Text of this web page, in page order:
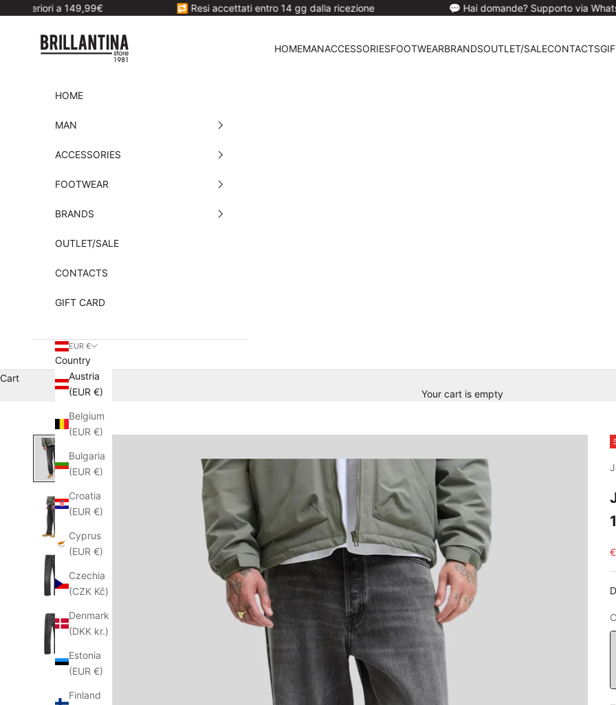
Skip to content
149,99€ 🔁 Resi accettati entro 14 gg dalla ricezione 💬 Hai domande? Supporto via Whatsapp/Email
Brillantina Store
HOMEMANACCESSORIESFOOTWEARBRANDSOUTLET/SALECONTACTS
HOME
MAN
ACCESSORIES
FOOTWEAR
BRANDS
OUTLET/SALE
CONTACTS
GIFT CARD
EUR €
Country
Austria
(EUR €)
Belgium
(EUR €)
Bulgaria
(EUR €)
Croatia
(EUR €)
Cyprus
(EUR €)
Czechia
(CZK Kč)
Denmark
(DKK kr.)
Estonia
(EUR €)
Finland
Cart
Your cart is empty